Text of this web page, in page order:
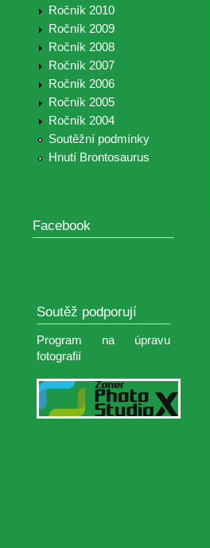
Ročník 2010
Ročník 2009
Ročník 2008
Ročník 2007
Ročník 2006
Ročník 2005
Ročník 2004
Soutěžní podmínky
Hnutí Brontosaurus
Facebook
Soutěž podporují
Program na úpravu
fotografií